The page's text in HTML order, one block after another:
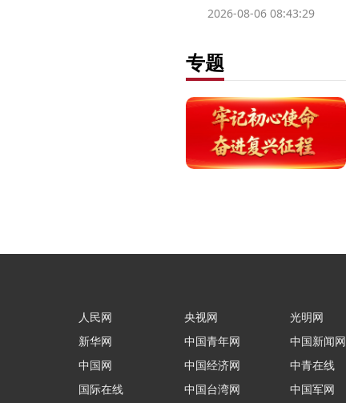
2026-08-06 08:43:29
专题
人民网
新华网
中国网
国际在线
央视网
中国青年网
中国经济网
中国台湾网
光明网
中国新闻网
中青在线
中国军网